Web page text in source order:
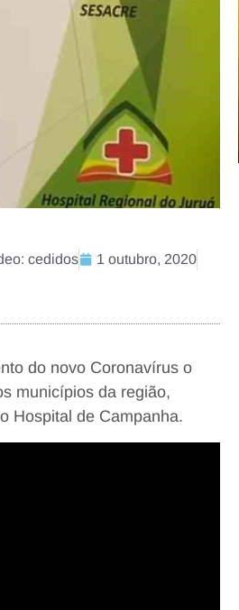
cedidos
1 outubro, 2020
do novo Coronavírus o
municípios da região,
Hospital de Campanha.